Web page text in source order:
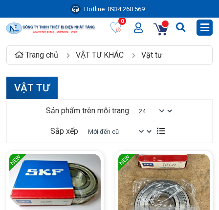
Hotline: 0934.260.569
0
Trang chủ VẬT TƯ KHÁC Vật tư
VẬT TƯ
Sản phẩm trên mỗi trang
Sắp xếp
NEW NEW